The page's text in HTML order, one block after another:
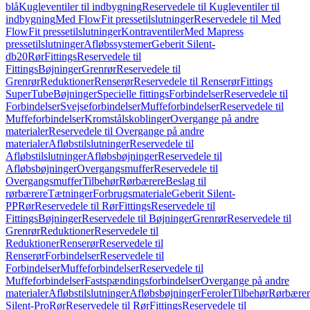
blåKugleventiler til indbygningReservedele til Kugleventiler til
indbygningMed FlowFit pressetilslutningerReservedele til Med
FlowFit pressetilslutningerKontraventilerMed Mapress
pressetilslutningerAfløbssystemerGeberit Silent-
db20RørFittingsReservedele til
FittingsBøjningerGrenrørReservedele til
GrenrørReduktionerRenserørReservedele til RenserørFittings
SuperTubeBøjningerSpecielle fittingsForbindelserReservedele til
ForbindelserSvejseforbindelserMuffeforbindelserReservedele til
MuffeforbindelserKromstålskoblingerOvergange på andre
materialerReservedele til Overgange på andre
materialerAfløbstilslutningerReservedele til
AfløbstilslutningerAfløbsbøjningerReservedele til
AfløbsbøjningerOvergangsmufferReservedele til
OvergangsmufferTilbehørRørbærereBeslag til
rørbærereTætningerForbrugsmaterialeGeberit Silent-
PPRørReservedele til RørFittingsReservedele til
FittingsBøjningerReservedele til BøjningerGrenrørReservedele til
GrenrørReduktionerReservedele til
ReduktionerRenserørReservedele til
RenserørForbindelserReservedele til
ForbindelserMuffeforbindelserReservedele til
MuffeforbindelserFastspændingsforbindelserOvergange på andre
materialerAfløbstilslutningerAfløbsbøjningerFerolerTilbehør
Silent-ProRørReservedele til RørFittingsReservedele til